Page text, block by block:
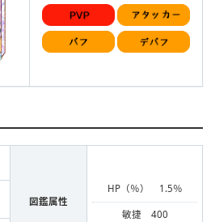
図鑑属性
HP（％） 1.5％
敏捷 400